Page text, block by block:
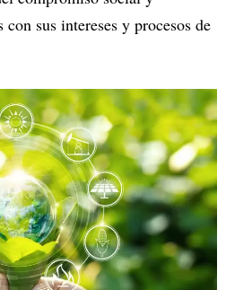
sus intereses y procesos de